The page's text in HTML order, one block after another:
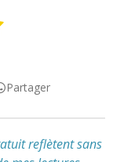
y
r
l
'
Partager
reflètentsans